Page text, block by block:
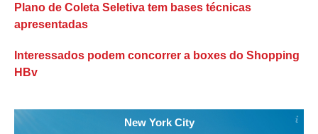
Plano de Coleta Seletiva tem bases técnicas
apresentadas
Interessados podem concorrer a boxes do Shopping
HBv
New York City